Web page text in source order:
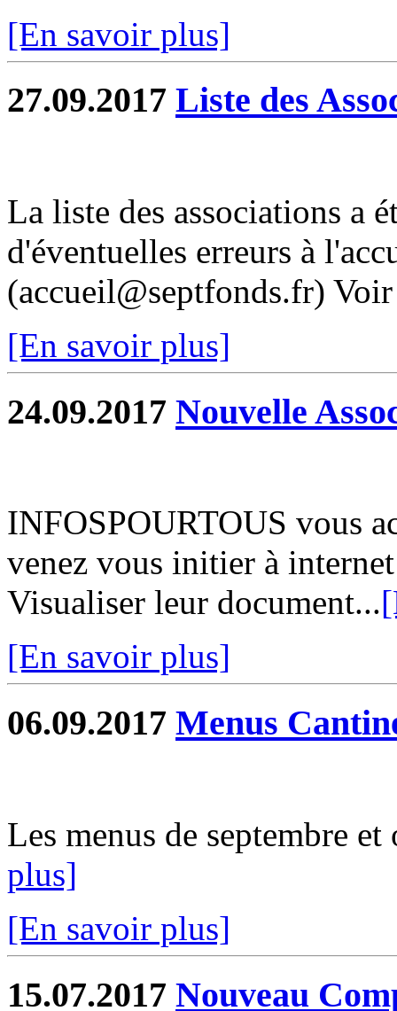
[En savoir plus]
27.09.2017 Liste des
La liste des associations a
d'éventuelles erreurs à
(accueil@septfonds.fr)
[En savoir plus]
24.09.2017 Nouvelle
INFOSPOURTOUS vous
venez vous initier à
Visualiser leur document...
[En savoir plus]
06.09.2017 Menus
Les menus de septembre
plus]
[En savoir plus]
15.07.2017 Nouveau